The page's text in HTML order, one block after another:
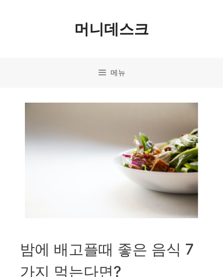
머니데스크
메뉴
밤에 배고플때 좋은 음식 7
가지 먹는다면?